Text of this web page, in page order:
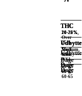
THC
20-25%,
Over
25%
Udbytte
XXL
Dage
60-65
THC
20-25%
Udbytte
Stort,
XXL
Dage
60-65
THC
10-20%
Udbytte
Stort
Dage
60-65
THC
20-25%
Udbytte
Medium,
Stort
Dage
60-65